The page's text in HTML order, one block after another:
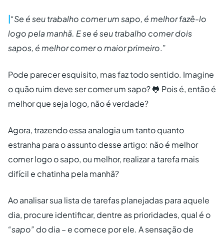
“Se é seu trabalho comer um sapo, é melhor fazê-lo
logo pela manhã. E se é seu trabalho comer dois
sapos, é melhor comer o maior primeiro.”
Pode parecer esquisito, mas faz todo sentido. Imagine
o quão ruim deve ser comer um sapo? 🐸 Pois é, então é
melhor que seja logo, não é verdade?
Agora, trazendo essa analogia um tanto quanto
estranha para o assunto desse artigo: não é melhor
comer logo o sapo, ou melhor, realizar a tarefa mais
difícil e chatinha pela manhã?
Ao analisar sua lista de tarefas planejadas para aquele
dia, procure identificar, dentre as prioridades, qual é o
“sapo” do dia – e comece por ele. A sensação de